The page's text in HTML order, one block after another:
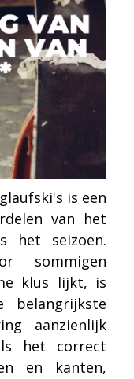
is een
van het
het seizoen.
sommigen
klus lijkt, is
aanzienlijk
het correct
en kanten,